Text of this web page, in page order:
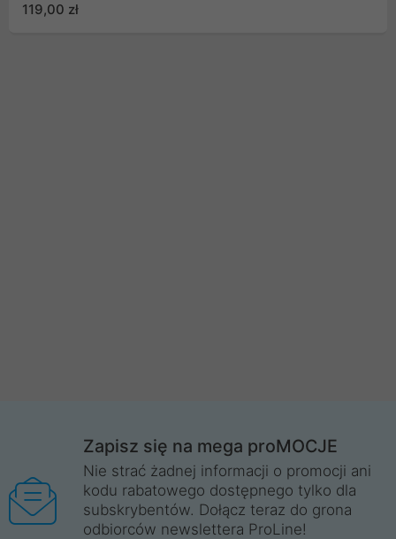
119,00 zł
Zapisz się na mega proMOCJE
Nie strać żadnej informacji o promocji ani
kodu rabatowego dostępnego tylko dla
subskrybentów. Dołącz teraz do grona
odbiorców newslettera ProLine!